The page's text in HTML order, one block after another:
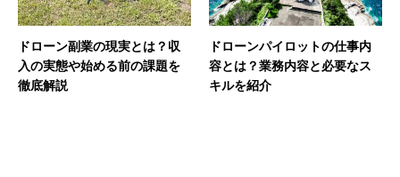
ドローン副業の現実とは？収
入の実態や始める前の課題を
徹底解説
ドローンパイロットの仕事内
容とは？業務内容と必要なス
キルを紹介